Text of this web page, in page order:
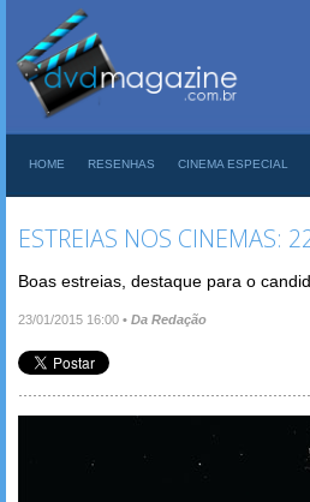
HOME RESENHAS CINEMA ESPECIAL
ESTREIAS NOS CINEMAS:
Boas estreias, destaque para o
23/01/2015 16:00 • Da Redação